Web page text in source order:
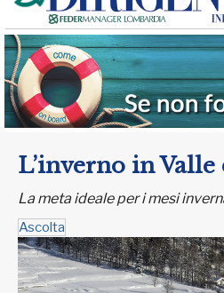
L’inverno in Valle
La meta ideale per i mesi
Ascolta